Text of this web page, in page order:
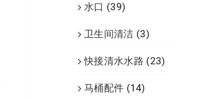
水口 (39)
卫生间清洁 (3)
快接清水水路 (23)
马桶配件 (14)